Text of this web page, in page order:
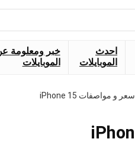
احدث
الموبايلات
خبر ومعلومة
الموبايلات
سعر و مواصفات iPhone 15